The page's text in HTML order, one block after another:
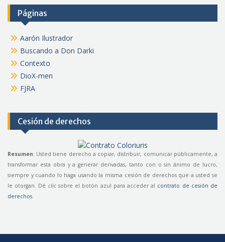
Páginas
Aarón Ilustrador
Buscando a Don Darki
Contexto
DioX-men
FJRA
Cesión de derechos
Resumen: Usted tiene derecho a copiar, distribuir, comunicar públicamente, a
transformar esta obra y a generar derivadas, tanto con o sin ánimo de lucro,
siempre y cuando lo haga usando la misma cesión de derechos que a usted se
le otorgan. Dé clicsobre el botón azul para acceder al contrato de cesión de
derechos